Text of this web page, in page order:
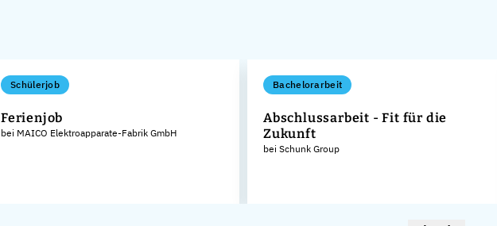
Schülerjob
Ferienjob
bei MAICO Elektroapparate-Fabrik GmbH
Bachelorarbeit
Abschlussarbeit - Fit für die
Zukunft
bei Schunk Group